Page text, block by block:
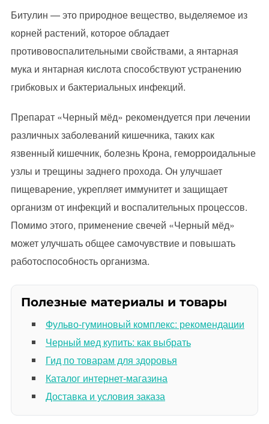
Битулин — это природное вещество, выделяемое из
корней растений, которое обладает
противовоспалительными свойствами, а янтарная
мука и янтарная кислота способствуют устранению
грибковых и бактериальных инфекций.
Препарат «Черный мёд» рекомендуется при лечении
различных заболеваний кишечника, таких как
язвенный кишечник, болезнь Крона, геморроидальные
узлы и трещины заднего прохода. Он улучшает
пищеварение, укрепляет иммунитет и защищает
организм от инфекций и воспалительных процессов.
Помимо этого, применение свечей «Черный мёд»
может улучшать общее самочувствие и повышать
работоспособность организма.
Полезные материалы и товары
Фульво-гуминовый комплекс: рекомендации
Черный мед купить: как выбрать
Гид по товарам для здоровья
Каталог интернет-магазина
Доставка и условия заказа